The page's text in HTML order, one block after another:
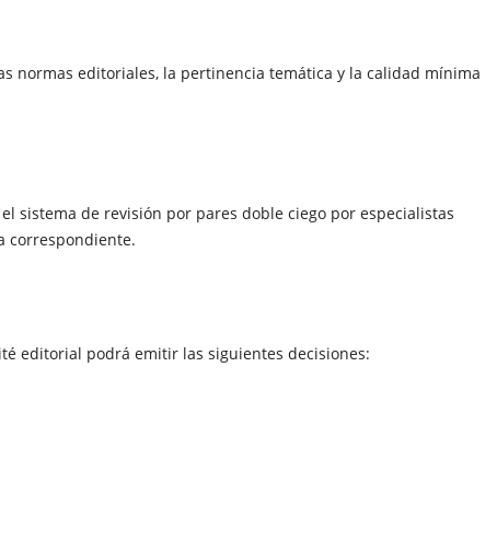
normas editoriales, la pertinencia temática y la calidad mínima
sistema de revisión por pares doble ciego por especialistas
correspondiente.
editorial podrá emitir las siguientes decisiones: